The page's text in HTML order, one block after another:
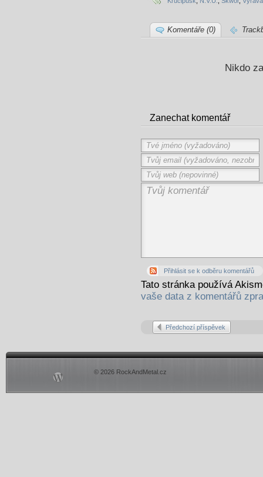
Komentáře (0)
Nikdo
Zanechat komentář
Přihlásit se k odběru komentářů
Tato stránka používá
vaše data z komentářů
Předchozí příspěvek
© 2026 RockAndMetal.cz